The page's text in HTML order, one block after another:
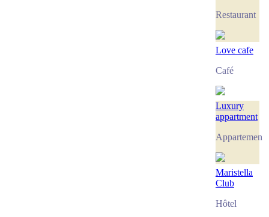
Restaurant
Love cafe
Café
Luxury
appartment
Appartement
Maristella
Club
Hôtel